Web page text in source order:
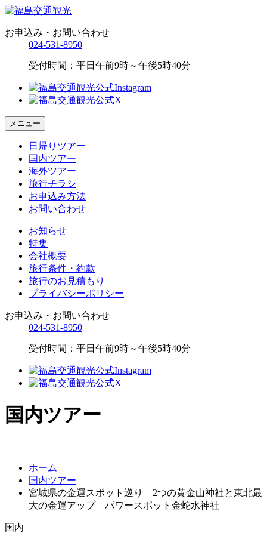
お申込み・お問い合わせ
024-531-8950
受付時間：平日午前9時～午後5時40分
メニュー
日帰りツアー
国内ツアー
海外ツアー
旅行チラシ
お申込み方法
お問い合わせ
お知らせ
特集
会社概要
旅行条件・約款
旅行のお見積もり
プライバシーポリシー
お申込み・お問い合わせ
024-531-8950
受付時間：平日午前9時～午後5時40分
国内ツアー
ホーム
国内ツアー
宮城県の金運スポット巡り 2つの黄金山神社と東北最
大の金運アップ パワースポット金蛇水神社
国内